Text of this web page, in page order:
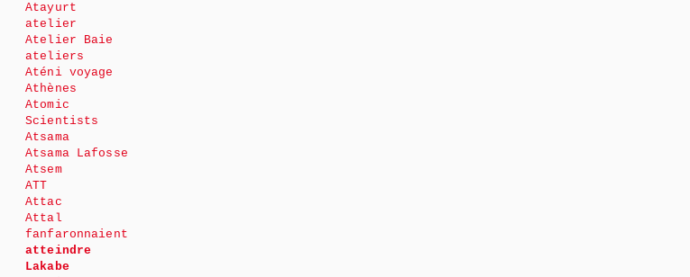
Atayurt
atelier
Atelier Baie
ateliers
Aténi voyage
Athènes
Atomic
Scientists
Atsama
Atsama Lafosse
Atsem
ATT
Attac
Attal
fanfaronnaient
atteindre
Lakabe